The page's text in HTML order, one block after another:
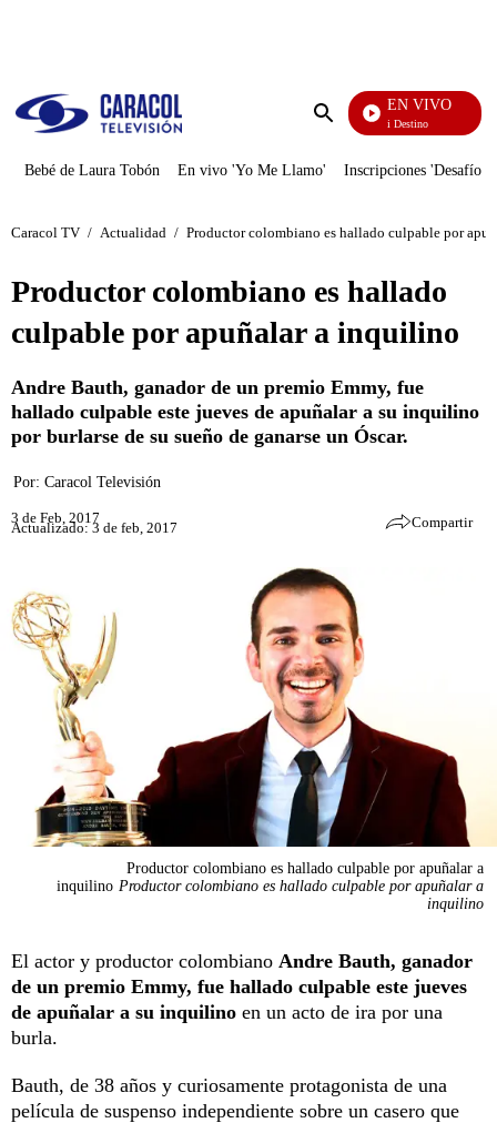
Enviar
EN VIVO
El Juego De Mi Destino
Bebé de Laura Tobón En vivo 'Yo Me Llamo' Inscripciones 'Desafío'
Caracol TV / Actualidad / Productor colombiano es hallado culpable por
Productor colombiano es hallado
culpable por apuñalar a inquilino
Andre Bauth, ganador de un premio Emmy, fue
hallado culpable este jueves de apuñalar a su inquilino
por burlarse de su sueño de ganarse un Óscar.
Por: Caracol Televisión
3 de Feb, 2017
Actualizado: 3 de feb, 2017 Compartir
Productor colombiano es hallado culpable por apuñalar a
inquilino Productor colombiano es hallado culpable por apuñalar a
inquilino
El actor y productor colombiano Andre Bauth, ganador
de un premio Emmy, fue hallado culpable este jueves
de apuñalar a su inquilino en un acto de ira por una
burla.
Bauth, de 38 años y curiosamente protagonista de una
película de suspenso independiente sobre un casero que